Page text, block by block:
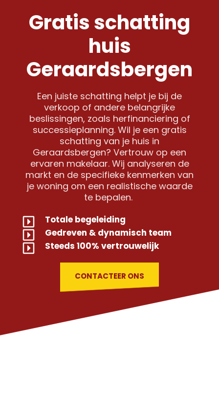
Gratis schatting
huis
Geraardsbergen
Een juiste schatting helpt je bij de
verkoop of andere belangrijke
beslissingen, zoals herfinanciering of
successieplanning. Wil je een gratis
schatting van je huis in
Geraardsbergen? Vertrouw op een
ervaren makelaar. Wij analyseren de
markt en de specifieke kenmerken van
je woning om een realistische waarde
te bepalen.
Totale begeleiding
Gedreven & dynamisch team
Steeds 100% vertrouwelijk
CONTACTEER ONS